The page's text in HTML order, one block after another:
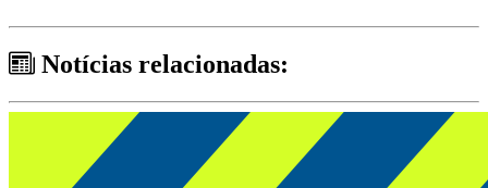
Notícias relacionadas: